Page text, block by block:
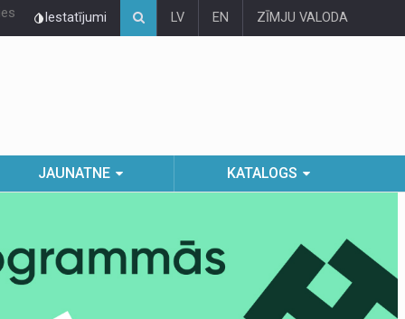
Iestatījumi LV EN ZĪMJU VALODA
JAUNATNE KATALOGS